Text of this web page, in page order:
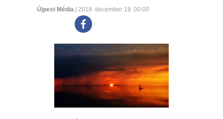
Újpest Média | 2018. december 18. 00:00